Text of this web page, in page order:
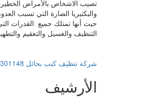
تصيب الاشخاص بالأمراض
والبكتيريا الضارة التي تسبب
حيث أنها تمتلك جميع القدرات
التنظيف والغسيل والتعقيم
شركة تنظيف كنب بحائل 0556301148 >>
الأرشيف